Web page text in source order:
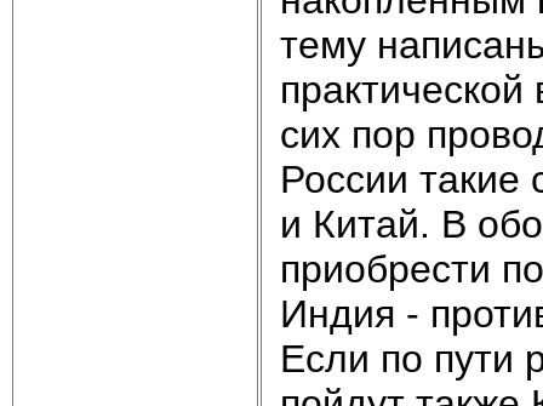
тему
сих пор
России такие
и Китай. В
приобрести
Индия -
Если по пути